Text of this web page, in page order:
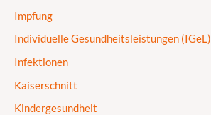
Impfung
Individuelle Gesundheitsleistungen (IGeL)
Infektionen
Kaiserschnitt
Kindergesundheit